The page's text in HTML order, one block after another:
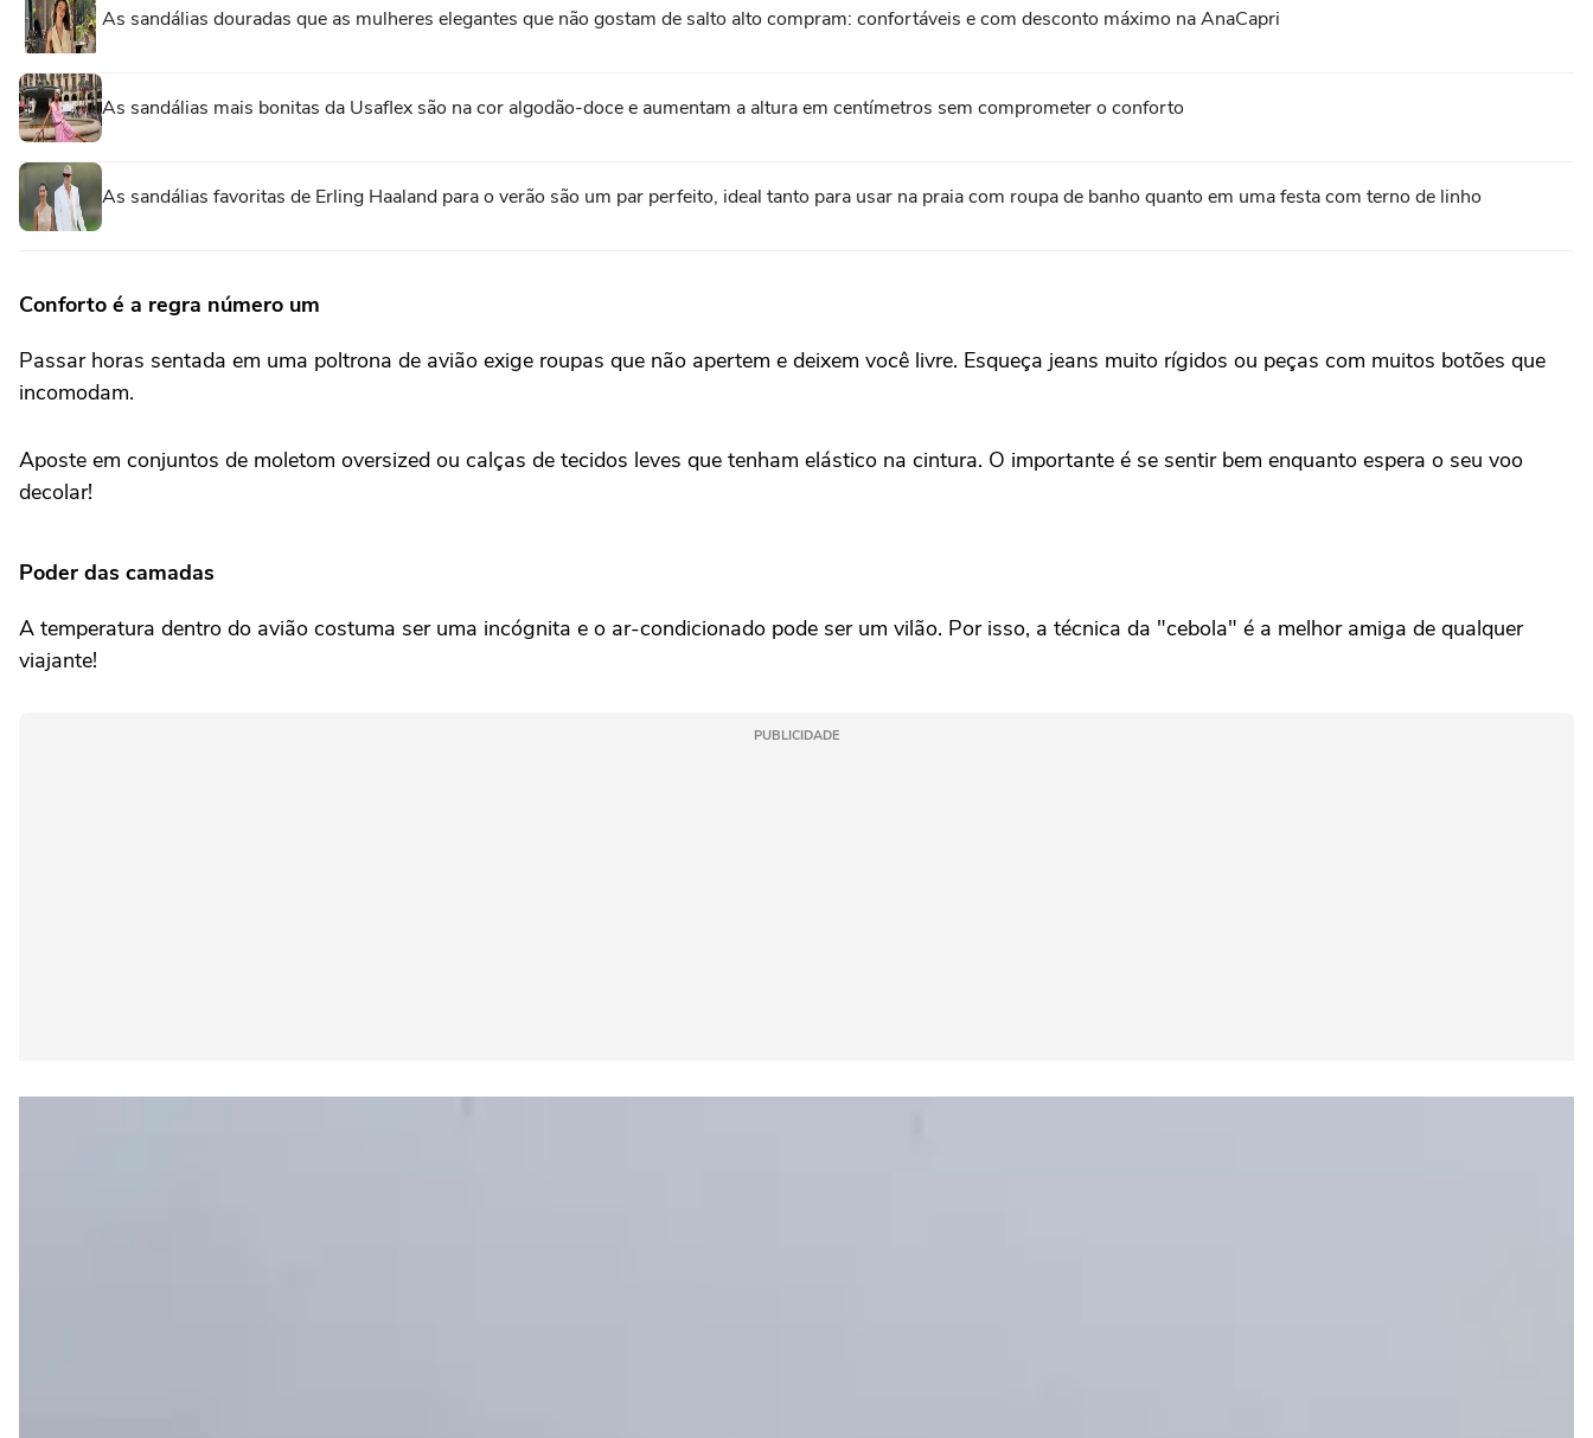
As sandálias douradas que as mulheres elegantes que não gostam de salto alto compram: confortáveis e com desconto máximo na AnaCapri
As sandálias mais bonitas da Usaflex são na cor algodão-doce e aumentam a altura em centímetros sem comprometer o conforto
As sandálias favoritas de Erling Haaland para o verão são um par perfeito, ideal tanto para usar na praia com roupa de banho quanto em uma festa com terno de linho
Conforto é a regra número um
Passar horas sentada em uma poltrona de avião exige roupas que não apertem e deixem você livre. Esqueça jeans muito rígidos ou peças com muitos botões que
incomodam.
Aposte em conjuntos de moletom oversized ou calças de tecidos leves que tenham elástico na cintura. O importante é se sentir bem enquanto espera o seu voo
decolar!
Poder das camadas
A temperatura dentro do avião costuma ser uma incógnita e o ar-condicionado pode ser um vilão. Por isso, a técnica da "cebola" é a melhor amiga de qualquer
viajante!
PUBLICIDADE